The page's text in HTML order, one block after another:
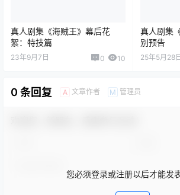
真人剧集《海贼王》幕后花
絮：特技篇
23年9月7日 0 10
真人剧集
别预告
25年5月28日
0 条回复 A 文章作者 M 管理员
您必须登录或注册以后才能发